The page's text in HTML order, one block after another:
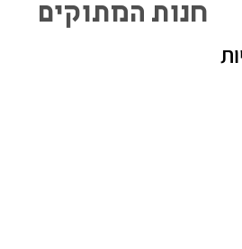
חנות המתוקים